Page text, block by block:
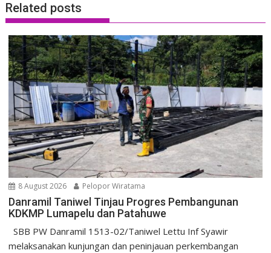
Related posts
8 August 2026 Pelopor Wiratama
Danramil Taniwel Tinjau Progres Pembangunan
KDKMP Lumapelu dan Patahuwe
SBB PW Danramil 1513-02/Taniwel Lettu Inf Syawir
melaksanakan kunjungan dan peninjauan perkembangan